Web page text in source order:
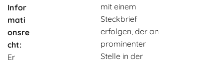
Infor
mati
onsre
cht:
Er
mit einem
Steckbrief
erfolgen, der an
prominenter
Stelle in der